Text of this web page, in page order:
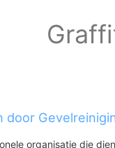
door
organisatie die